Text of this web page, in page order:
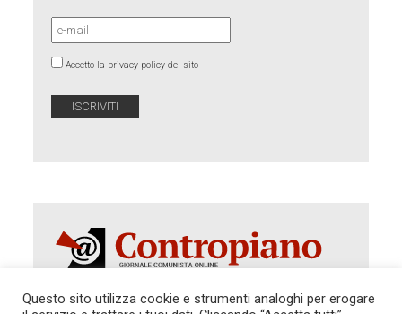
Accetto la privacy policy del sito
Questo sito utilizza cookie e strumenti analoghi per erogare